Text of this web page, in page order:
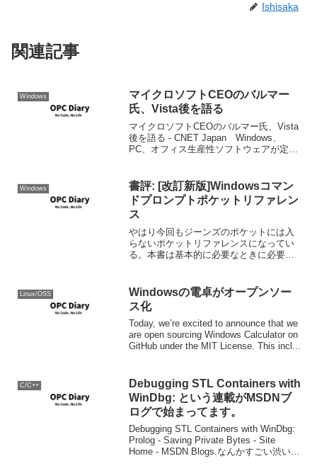
Ishisaka
関連記事
Windows
マイクロソフトCEOのバルマー
氏、Vista後を語る
マイクロソフトCEOのバルマー氏、Vista
後を語る - CNET Japan Windows、
PC、オフィス生産性ソフトウェアが定着
られたからです。それは確かです。...
Windows
書評: [改訂新版]Windowsコマン
ドプロンプトポケットリファレン
ス
やはり今回もジーンズのポケットには入
らないポケットリファレンスになってい
る。本書は基本的に必要なときに必要な
あるが、初学者に取っては、まず何故コ
マンドラインなのか、コマ...
Linux/OSS
Windowsの電卓がオープンソー
ス化
Today, we’re excited to announce that we
are open sourcing Windows Calculator on
GitHub under the MIT License. This incl...
C/C++
Debugging STL Containers with
WinDbg: という連載がMSDNブ
ログで始まってます。
Debugging STL Containers with WinDbg:
Prolog - Saving Private Bytes - Site
Home - MSDN Blogs.なんかすごい渋いシ